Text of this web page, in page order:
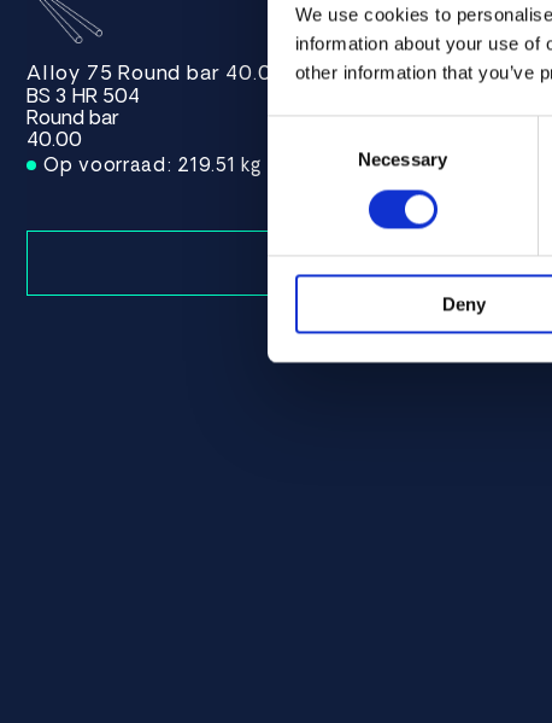
We use cookies to
information about your use of
other information that you’ve
Necessary
Deny
Alloy 75 Round bar 40.00
BS 3 HR 504
Round bar
40.00
Op voorraad: 219.51 kg